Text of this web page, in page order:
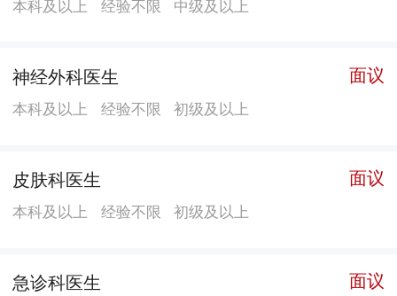
本科及以上 经验不限 中级及以上
神经外科医生 面议
本科及以上 经验不限 初级及以上
皮肤科医生 面议
本科及以上 经验不限 初级及以上
急诊科医生 面议